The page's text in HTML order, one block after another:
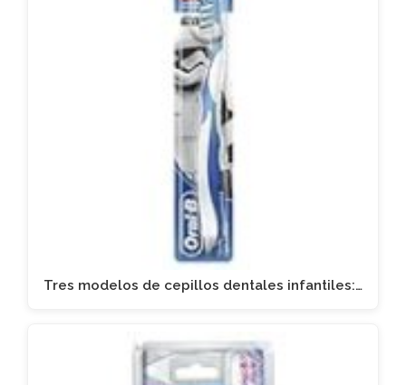
Tres modelos de cepillos dentales infantiles:…